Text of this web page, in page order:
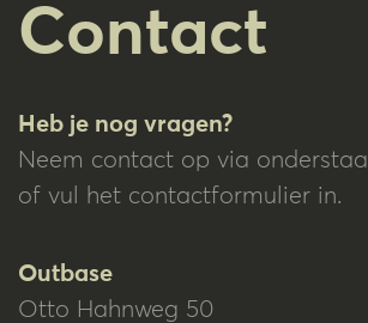
Contact
Heb je nog vragen?
Neem contact op via
of vul het contactformulier in.
Outbase
Otto Hahnweg 50